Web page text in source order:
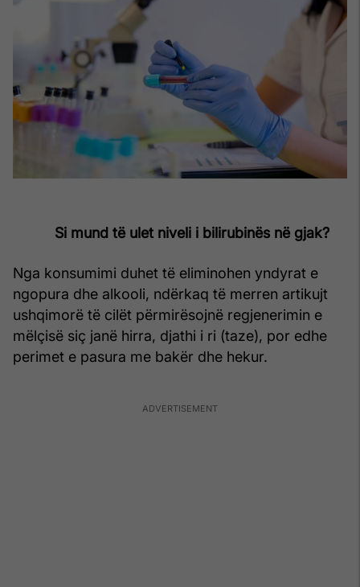
Si mund të ulet niveli i bilirubinës në gjak?
Nga konsumimi duhet të eliminohen yndyrat e
ngopura dhe alkooli, ndërkaq të merren artikujt
ushqimorë të cilët përmirësojnë regjenerimin e
mëlçisë siç janë hirra, djathi i ri (taze), por edhe
perimet e pasura me bakër dhe hekur.